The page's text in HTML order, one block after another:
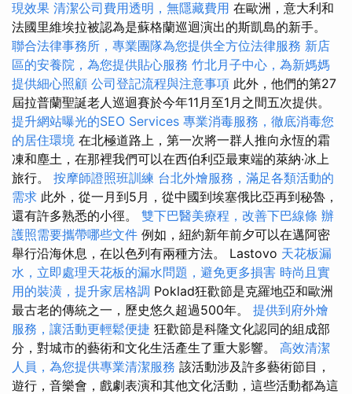
現效果 清潔公司費用透明，無隱藏費用 在歐洲，意大利和
法國里維埃拉被認為是蘇格蘭巡迴演出的斯凱島的新手。
聯合法律事務所，專業團隊為您提供全方位法律服務 新店
區的安養院，為您提供貼心服務 竹北月子中心，為新媽媽
提供細心照顧 公司登記流程與注意事項 此外，他們的第27
屆拉普蘭聖誕老人巡迴賽於今年11月至1月之間五次提供。
提升網站曝光的SEO Services 專業消毒服務，徹底消毒您
的居住環境 在北極道路上，第一次將一群人推向永恆的霜
凍和塵土，在那裡我們可以在西伯利亞最東端的萊納·冰上
旅行。 按摩師證照班訓練 台北外燴服務，滿足各類活動的
需求 此外，從一月到5月，從中國到埃塞俄比亞再到秘魯，
還有許多熟悉的小徑。 雙下巴醫美療程，改善下巴線條 辦
護照需要攜帶哪些文件 例如，紐約新年前夕可以在邁阿密
舉行沿海休息，在以色列有兩種方法。 Lastovo 天花板漏
水，立即處理天花板的漏水問題，避免更多損害 時尚且實
用的裝潢，提升家居格調 Poklad狂歡節是克羅地亞和歐洲
最古老的傳統之一，歷史悠久超過500年。 提供到府外燴
服務，讓活動更輕鬆便捷 狂歡節是科隆文化認同的組成部
分，對城市的藝術和文化生活產生了重大影響。 高效清潔
人員，為您提供專業清潔服務 該活動涉及許多藝術節目，
遊行，音樂會，戲劇表演和其他文化活動，這些活動都為這